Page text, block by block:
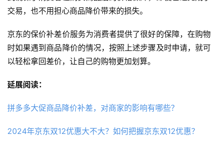
交易，也不用担心商品降价带来的损失。
京东的保价补差价服务为消费者提供了很好的保障，在购物
时如果遇到商品降价的情况，按照上述步骤及时申请，就可
以轻松拿回差价，让自己的购物更加划算。
延展阅读：
拼多多大促商品降价补差，对商家的影响有哪些？
2024年京东双12优惠大不大？如何把握京东双12优惠？